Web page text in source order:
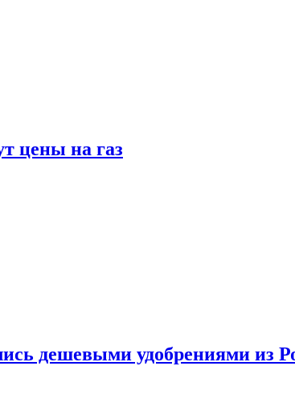
цены на газ
дешевыми удобрениями из